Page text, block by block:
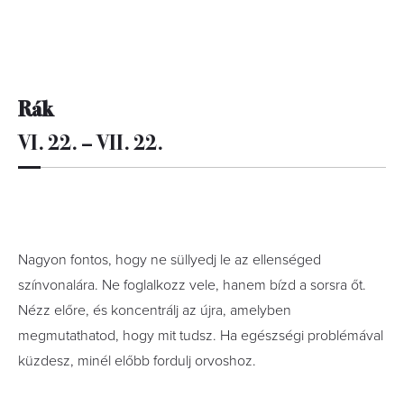
Rák
VI. 22. – VII. 22.
Nagyon fontos, hogy ne süllyedj le az ellenséged
színvonalára. Ne foglalkozz vele, hanem bízd a sorsra őt.
Nézz előre, és koncentrálj az újra, amelyben
megmutathatod, hogy mit tudsz. Ha egészségi problémával
küzdesz, minél előbb fordulj orvoshoz.